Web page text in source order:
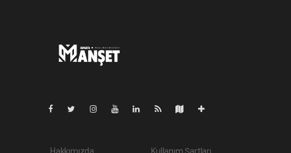
Hakkımızda Kullanım Şartları